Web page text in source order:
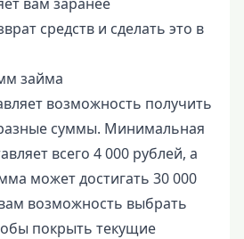
средств и сделать это в
займа
возможность получить
суммы. Минимальная
всего 4 000 рублей, а
может достигать 30 000
возможность выбрать
покрыть текущие